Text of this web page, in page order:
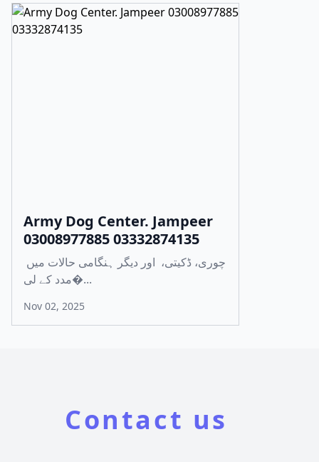
Army Dog Center. Jampeer
03008977885 03332874135
مدد کے لی�...
Nov 02, 2025
Contact us